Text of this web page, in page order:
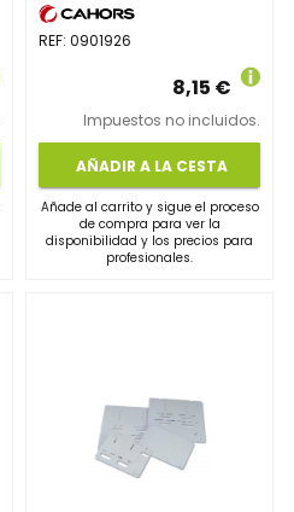
REF:0901926
8,15 €
Impuestos no incluidos.
AÑADIR A LA CESTA
Añade al carrito y sigue el proceso
de compra para ver la
disponibilidad y los precios para
profesionales.